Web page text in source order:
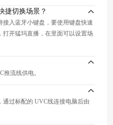
捷切换场景？
入蓝牙小键盘，要使用键盘快速
开猛玛直播，在里面可以设置场
流线供电。
通过标配的 UVC线连接电脑后由